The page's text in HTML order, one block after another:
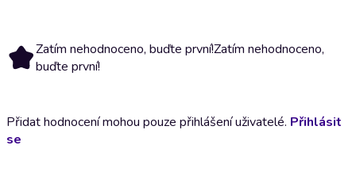
Zatím nehodnoceno, buďte první!Zatím nehodnoceno,
buďte první!
Přidat hodnocení mohou pouze přihlášení uživatelé. Přihlásit
se